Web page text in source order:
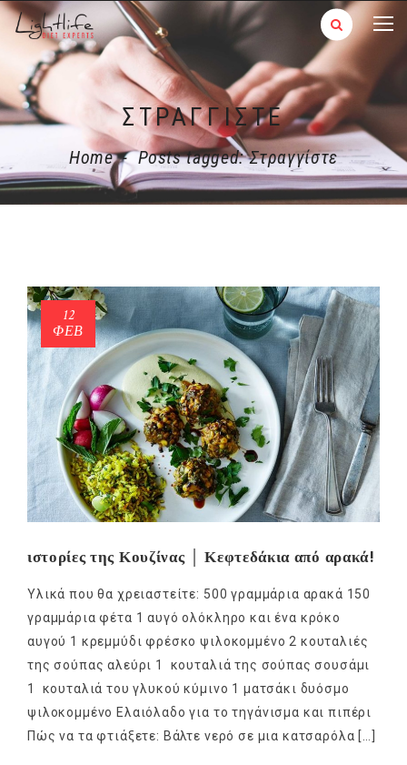
ΣΤΡΑΓΓΊΣΤΕ
Home - Posts tagged: Στραγγίστε
12
ΦΕΒ
ιστορίες της Κουζίνας │ Κεφτεδάκια από αρακά!
Υλικά που θα χρειαστείτε: 500 γραμμάρια αρακά 150
γραμμάρια φέτα 1 αυγό ολόκληρο και ένα κρόκο
αυγού 1 κρεμμύδι φρέσκο ψιλοκομμένο 2 κουταλιές
της σούπας αλεύρι 1 κουταλιά της σούπας σουσάμι
1 κουταλιά του γλυκού κύμινο 1 ματσάκι δυόσμο
ψιλοκομμένο Ελαιόλαδο για το τηγάνισμα και πιπέρι
Πώς να τα φτιάξετε: Βάλτε νερό σε μια κατσαρόλα […]